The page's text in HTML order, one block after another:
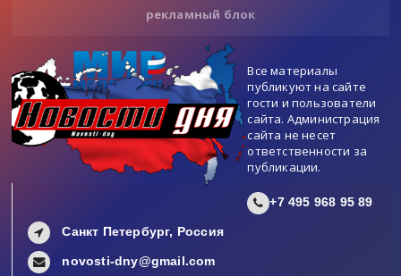
рекламный блок
Все материалы
публикуют на сайте
гости и пользователи
сайта. Администрация
сайта не несет
ответственности за
публикации.
+7 495 968 95 89
Санкт Петербург, Россия
novosti-dny@gmail.com